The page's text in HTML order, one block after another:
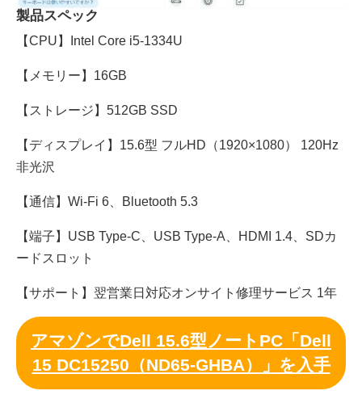
製品スペック
【CPU】Intel Core i5-1334U
【メモリー】16GB
【ストレージ】512GB SSD
【ディスプレイ】15.6型 フルHD（1920×1080） 120Hz
非光沢
【通信】Wi-Fi 6、Bluetooth 5.3
【端子】USB Type-C、USB Type-A、HDMI 1.4、SDカ
ードスロット
【サポート】翌営業日対応オンサイト修理サービス 1年
アマゾンでDell 15.6型ノートPC「Dell
15 DC15250（ND65-GHBA）」を入手